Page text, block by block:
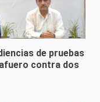
de pruebas
contra dos